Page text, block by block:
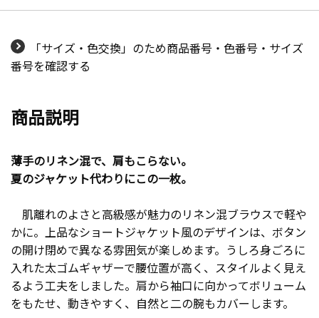
「サイズ・色交換」のため商品番号・色番号・サイズ
番号を確認する
商品説明
薄手のリネン混で、肩もこらない。
夏のジャケット代わりにこの一枚。
肌離れのよさと高級感が魅力のリネン混ブラウスで軽や
かに。上品なショートジャケット風のデザインは、ボタン
の開け閉めで異なる雰囲気が楽しめます。うしろ身ごろに
入れた太ゴムギャザーで腰位置が高く、スタイルよく見え
るよう工夫をしました。肩から袖口に向かってボリューム
をもたせ、動きやすく、自然と二の腕もカバーします。